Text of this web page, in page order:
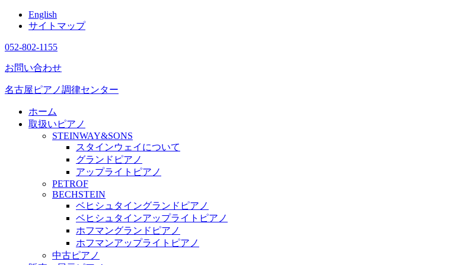
English
サイトマップ
052-802-1155
お問い合わせ
名古屋ピアノ調律センター
ホーム
取扱いピアノ
STEINWAY&SONS
スタインウェイについて
グランドピアノ
アップライトピアノ
PETROF
BECHSTEIN
ベヒシュタイングランドピアノ
ベヒシュタインアップライトピアノ
ホフマングランドピアノ
ホフマンアップライトピアノ
中古ピアノ